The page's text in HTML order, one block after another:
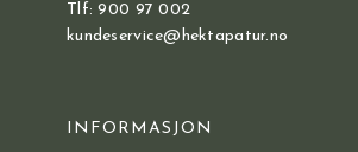
Tlf: 900 97 002
kundeservice@hektapatur.no
INFORMASJON